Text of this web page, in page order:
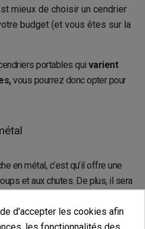
mieux de choisir un cendrier
budget (et vous êtes sur la
portables qui varient
vous pourrez donc opter pour
en métal, c’est qu’il offre une
et aux chutes. De plus, il sera
sans altération de sa qualité. On
de cendriers portables
d'accepter les cookies afin